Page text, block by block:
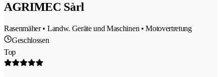
AGRIMEC Sàrl
Rasenmäher • Landw. Geräte und Maschinen • Motovertretung
Geschlossen
Top